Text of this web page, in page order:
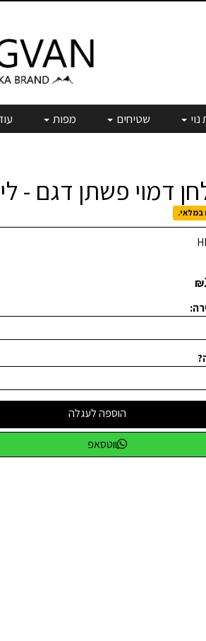
שטיחים מפות
דמוי פשתן דגם -
₪
הוספה לעגלה
ווטסאפ